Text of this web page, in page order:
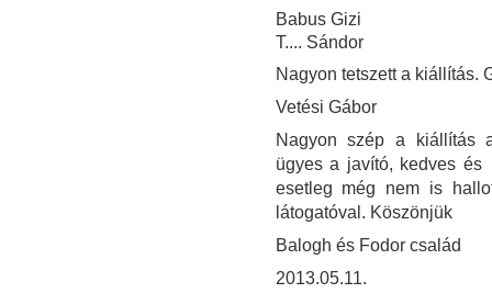
Babus Gizi
T.... Sándor
Nagyon tetszett a kiállítás.
Vetési Gábor
Nagyon szép a kiállítás
ügyes a javító, kedves
esetleg még nem is
látogatóval. Köszönjük
Balogh és Fodor család
2013.05.11.